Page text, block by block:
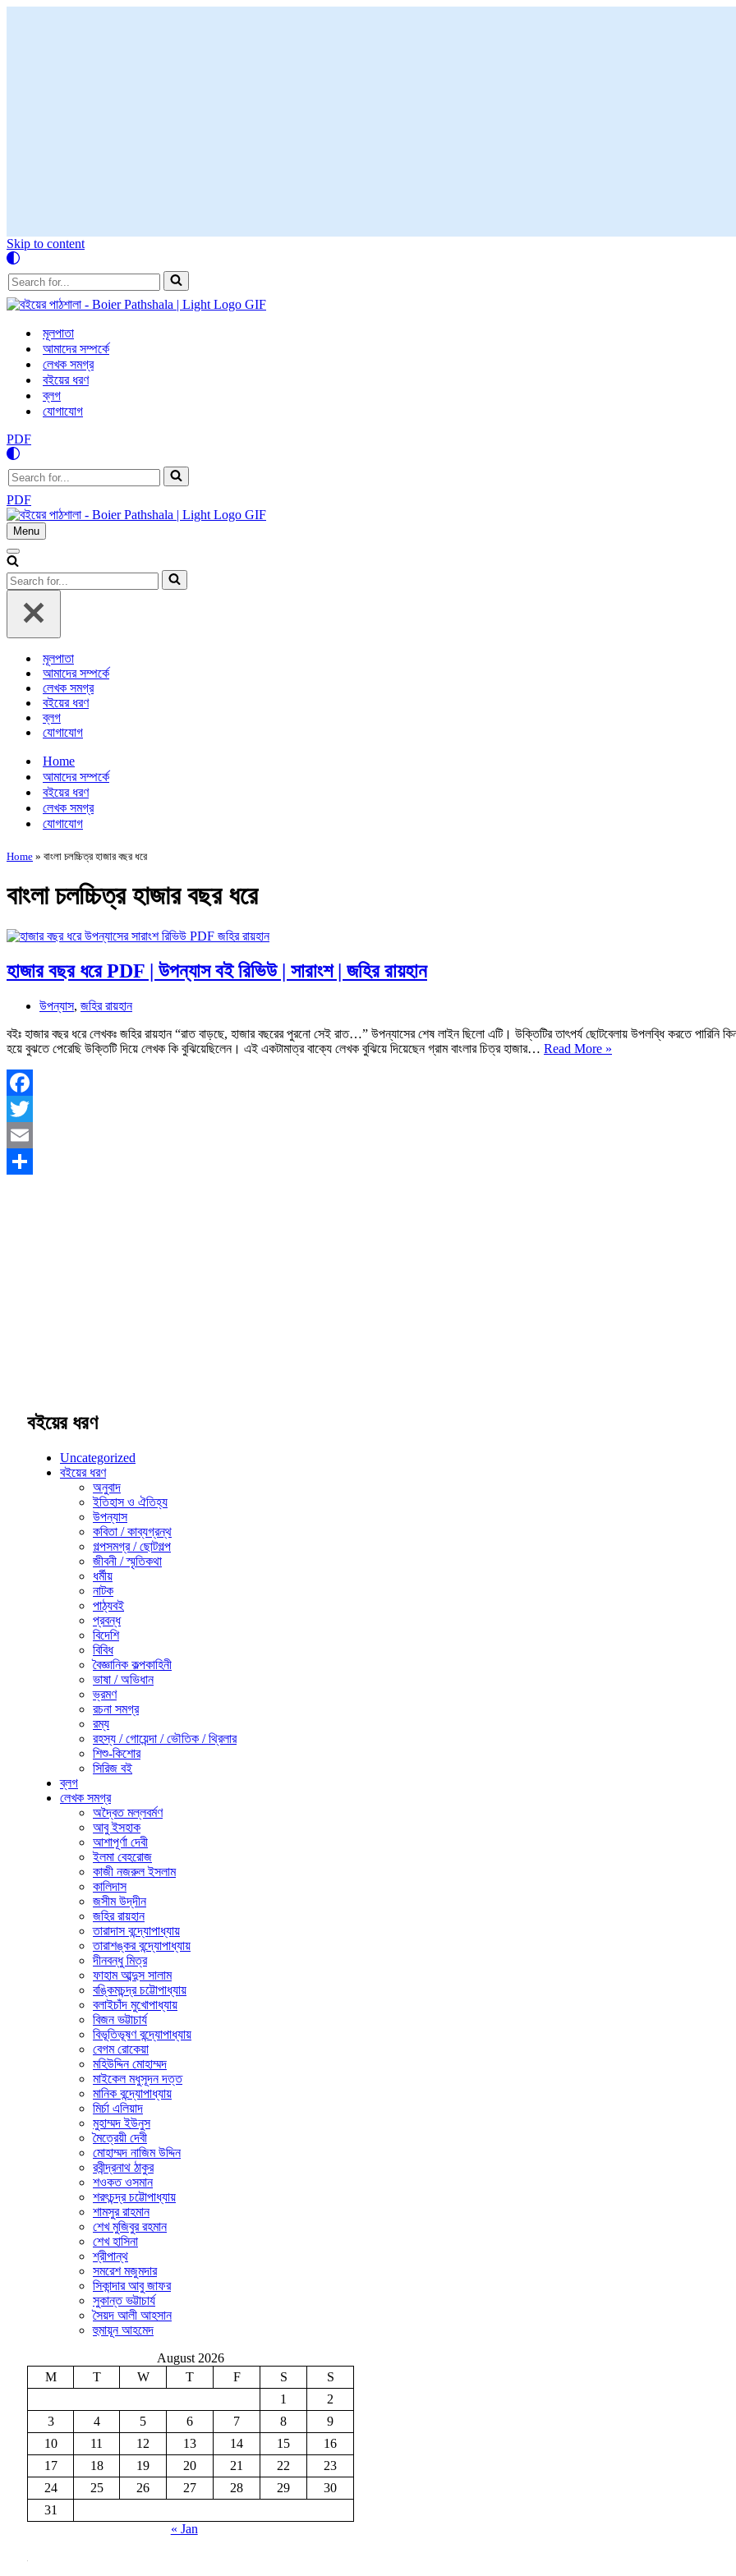
Skip to content
Search
for...
মূলপাতা
আমাদের সম্পর্কে
লেখক সমগ্র
বইয়ের ধরণ
ব্লগ
যোগাযোগ
PDF
Search
for...
PDF
Menu
Navigation
Navigation
Menu
Search
for...
মূলপাতা
আমাদের সম্পর্কে
লেখক সমগ্র
বইয়ের ধরণ
ব্লগ
যোগাযোগ
Home
আমাদের সম্পর্কে
বইয়ের ধরণ
লেখক সমগ্র
যোগাযোগ
Home » বাংলা চলচ্চিত্র হাজার বছর ধরে
বাংলা চলচ্চিত্র হাজার বছর ধরে
হাজার বছর ধরে PDF | উপন্যাস বই রিভিউ | সারাংশ | জহির রায়হান
উপন্যাস, জহির রায়হান
বইঃ হাজার বছর ধরে লেখকঃ জহির রায়হান “রাত বাড়ছে, হাজার বছরের পুরনো সেই রাত…” উপন্যাসের শেষ লাইন ছিলো এটি। উক্তিটির তাৎপর্য ছোটবেলায় উপলব্ধি করতে পারিনি
হয়ে বুঝতে পেরেছি উক্তিটি দিয়ে লেখক কি বুঝিয়েছিলেন। এই একটামাত্র বাক্যে লেখক বুঝিয়ে দিয়েছেন গ্রাম বাংলার চিত্র হাজার… Read More »
Facebook
Twitter
Email
বইয়ের ধরণ
Uncategorized
বইয়ের ধরণ
অনুবাদ
ইতিহাস ও ঐতিহ্য
উপন্যাস
কবিতা / কাব্যগ্রন্থ
গল্পসমগ্র / ছোটগল্প
জীবনী / স্মৃতিকথা
ধর্মীয়
নাটক
পাঠ্যবই
প্রবন্ধ
বিদেশি
বিবিধ
বৈজ্ঞানিক কল্পকাহিনী
ভাষা / অভিধান
ভ্রমণ
রচনা সমগ্র
রম্য
রহস্য / গোয়েন্দা / ভৌতিক / থ্রিলার
শিশু-কিশোর
সিরিজ বই
ব্লগ
লেখক সমগ্র
অদ্বৈত মল্লবর্মণ
আবু ইসহাক
আশাপূর্ণা দেবী
ইলমা বেহরোজ
কাজী নজরুল ইসলাম
কালিদাস
জসীম উদ্‌দীন
জহির রায়হান
তারাদাস বন্দ্যোপাধ্যায়
তারাশঙ্কর বন্দ্যোপাধ্যায়
দীনবন্ধু মিত্র
ফাহাম আব্দুস সালাম
বঙ্কিমচন্দ্র চট্টোপাধ্যায়
বলাইচাঁদ মুখোপাধ্যায়
বিজন ভট্টাচার্য
বিভূতিভূষণ বন্দ্যোপাধ্যায়
বেগম রোকেয়া
মহিউদ্দিন মোহাম্মদ
মাইকেল মধুসূদন দত্ত
মানিক বন্দ্যোপাধ্যায়
মির্চা এলিয়াদ
মুহাম্মদ ইউনুস
মৈত্রেয়ী দেবী
মোহাম্মদ নাজিম উদ্দিন
রবীন্দ্রনাথ ঠাকুর
শওকত ওসমান
শরৎচন্দ্র চট্টোপাধ্যায়
শামসুর রাহমান
শেখ মুজিবুর রহমান
শেখ হাসিনা
শ্রীপান্থ
সমরেশ মজুমদার
সিকান্দার আবু জাফর
সুকান্ত ভট্টাচার্য
সৈয়দ আলী আহসান
হুমায়ূন আহমেদ
August 2026
M
T W T F S
S
1
2
3
4 5 6 7 8
9
10
11 12 13 14 15
16
17
18 19 20 21 22
23
24
25 26 27 28 29
30
31
« Jan